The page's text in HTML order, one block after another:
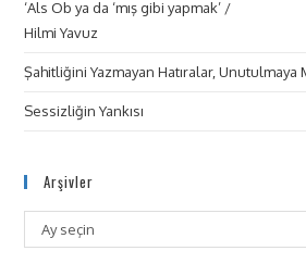
‘Als Ob ya da ‘mış gibi yapmak’ /
Hilmi Yavuz
Şahitliğini Yazmayan Hatıralar, Unutulmaya
Sessizliğin Yankısı
Arşivler
Ay seçin